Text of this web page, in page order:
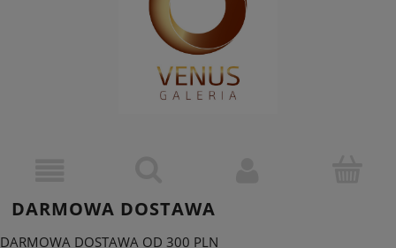
DARMOWA DOSTAWA
DARMOWA DOSTAWA OD 300 PLN